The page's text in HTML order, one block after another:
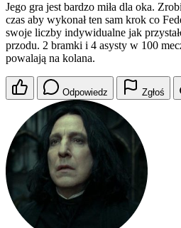
Jego gra jest bardzo miła dla oka.
czas aby wykonał ten sam krok co
swoje liczby indywidualne jak
przodu. 2 bramki i 4 asysty w 100
powalają na kolana.
Odpowiedz Zgłoś